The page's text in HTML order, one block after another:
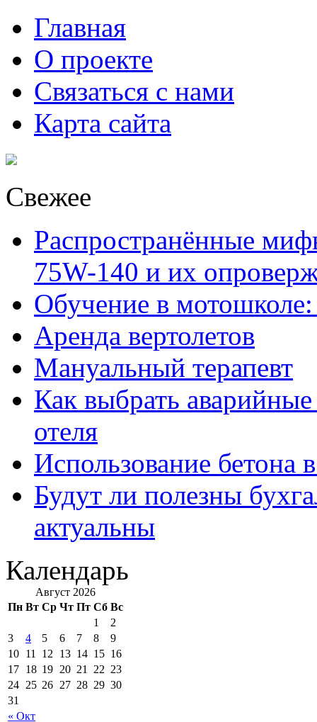
Главная
О проекте
Связаться с нами
Карта сайта
Свежее
Распространённые
75W-140 и их
Обучение в
Аренда вертолетов
Мануальный терапевт
Как выбрать
отеля
Использование бетона
Будут ли полезны
актуальны
Календарь
Август 2026
Пн Вт Ср Чт Пт Сб Вс
« Окт
1
2
3
4 5 6 7 8
9
10 11 12 13 14 15 16
17 18 19 20 21 22 23
24 25 26 27 28 29 30
31